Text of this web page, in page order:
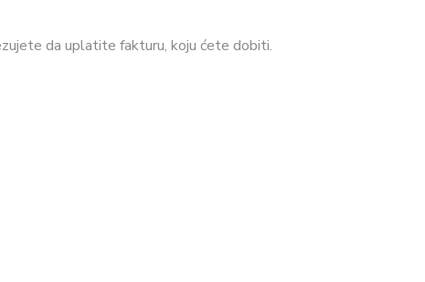
da uplatite fakturu, koju ćete dobiti.